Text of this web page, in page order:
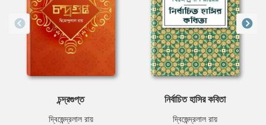
চন্দ্রগুপ্ত
দ্বিজেন্দ্রলাল রায়
নির্বাচিত হাসির কবিতা
দ্বিজেন্দ্রলাল রায়